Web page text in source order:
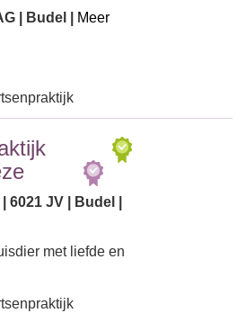
| Budel |
Meer
JV | Budel |
met liefde en